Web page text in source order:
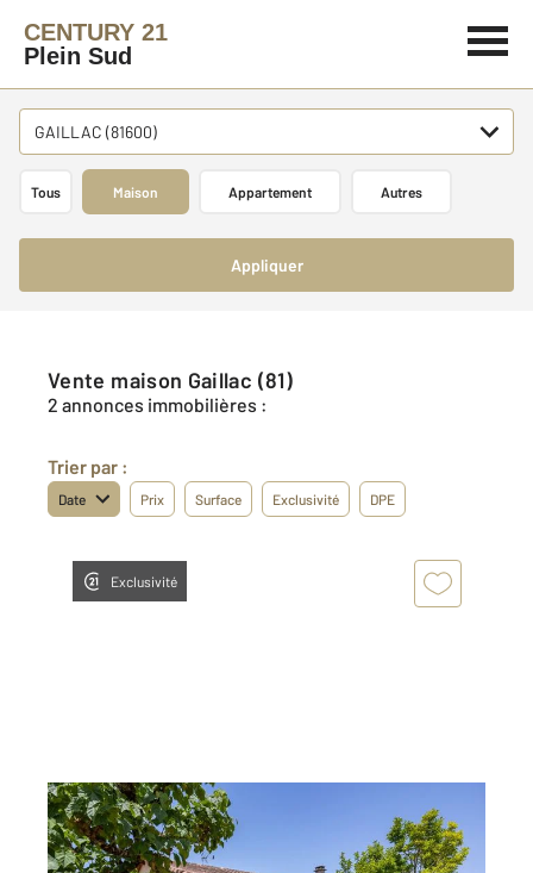
CENTURY 21
Plein Sud
GAILLAC (81600)
Tous Maison Appartement Autres
Appliquer
Vente maison Gaillac (81)
2 annonces immobilières :
Trier par :
Date Prix Surface Exclusivité DPE
Exclusivité
GAILLAC 81
113,60 m2, 4 pièces
Ref : 2146